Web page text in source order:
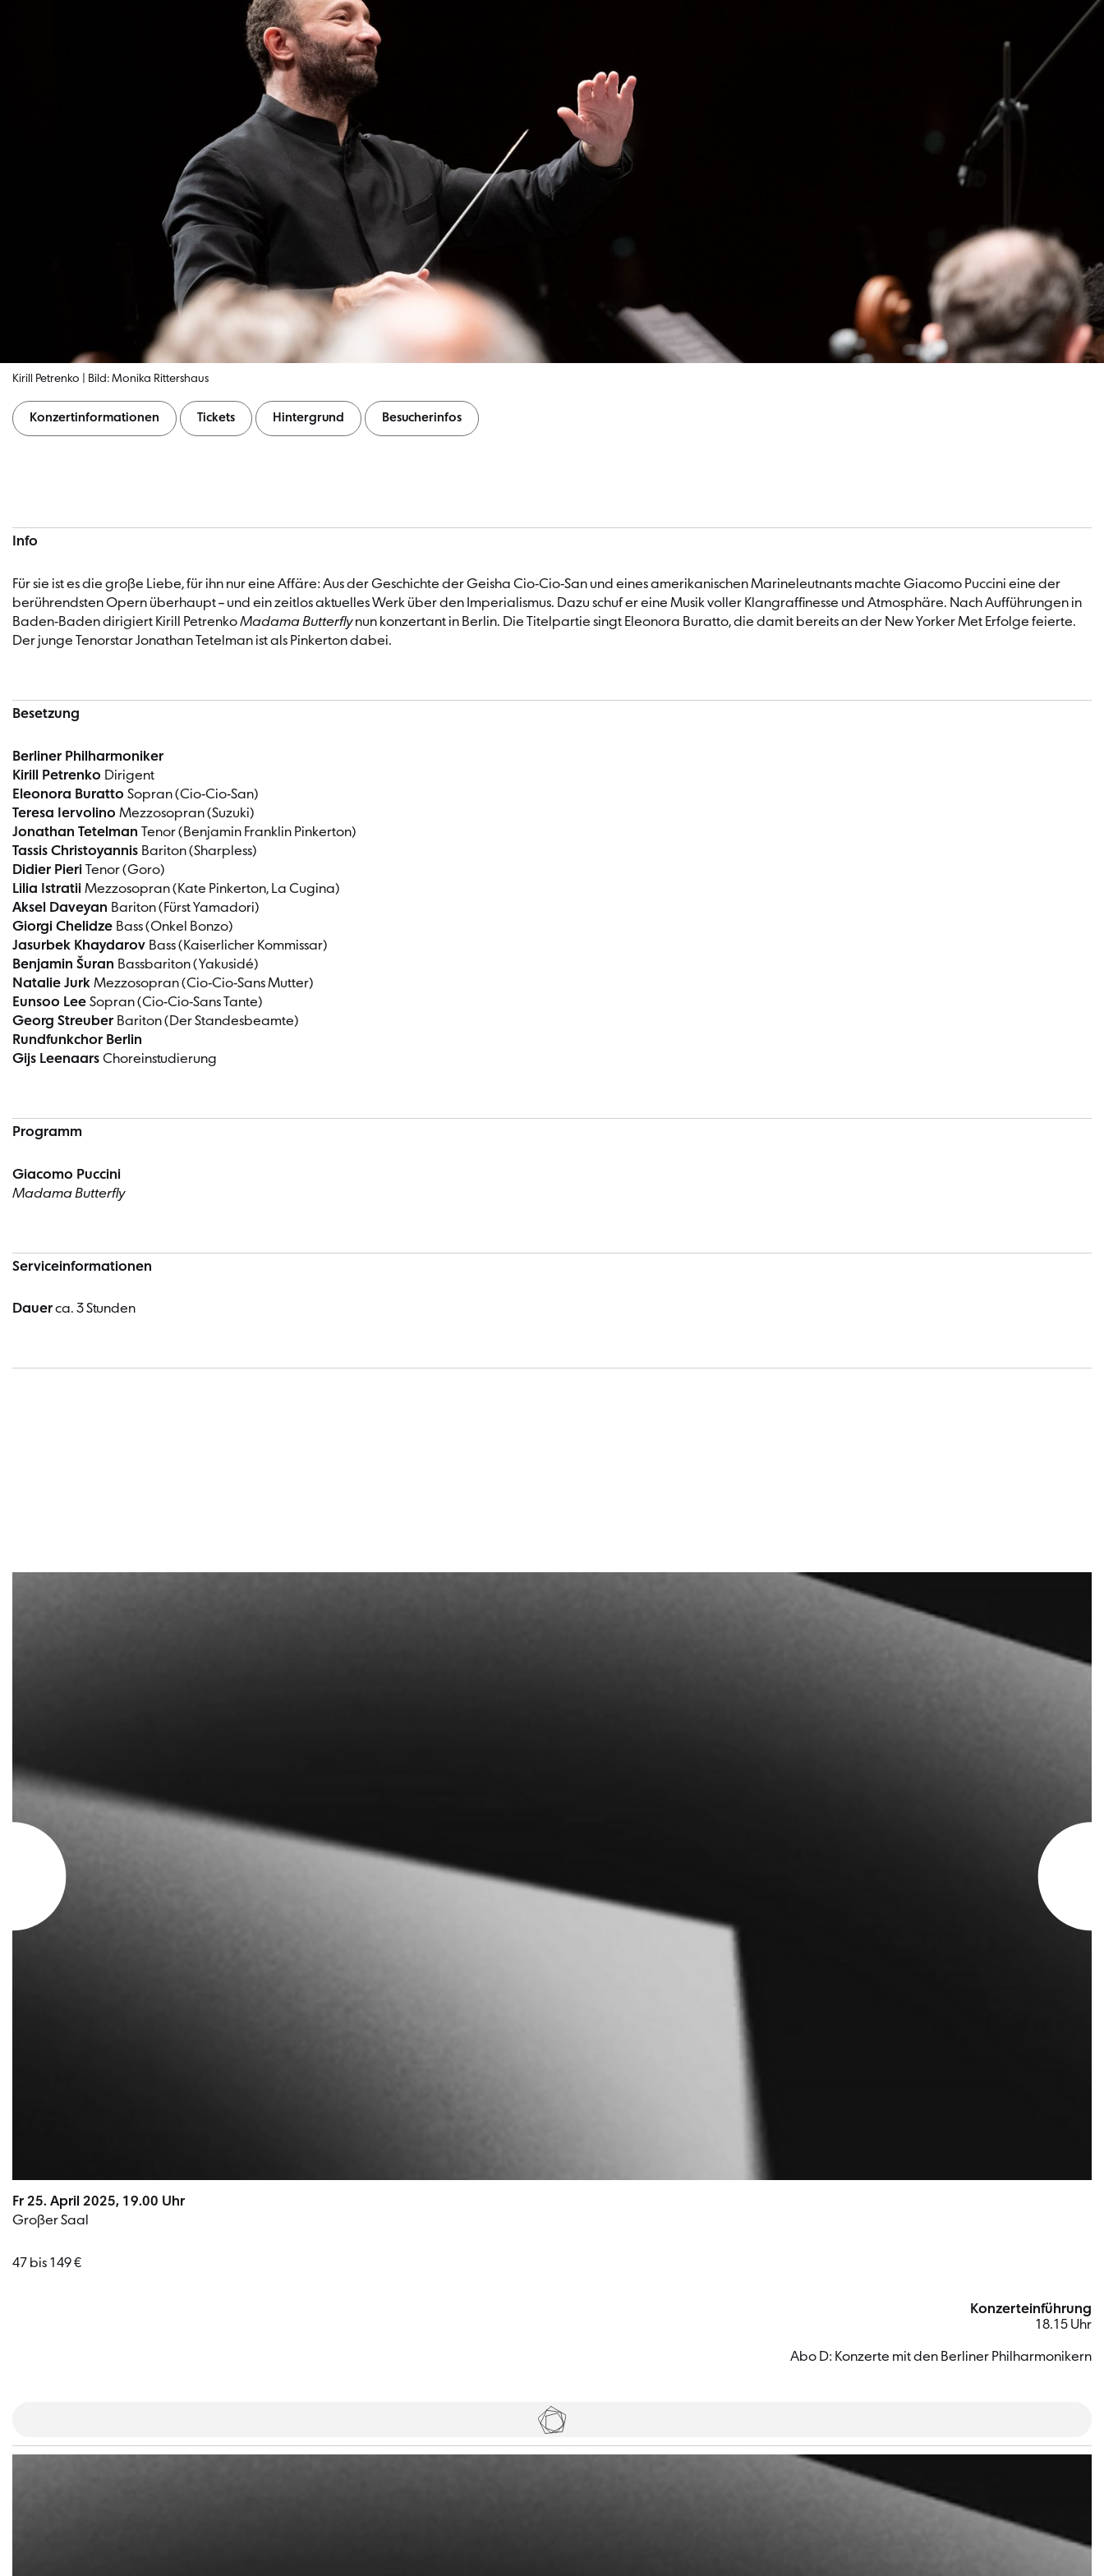
Kirill Petrenko | Bild: Monika Rittershaus
Konzertinformationen Tickets Hintergrund Besucherinfos
Info
Für sie ist es die große Liebe, für ihn nur eine Affäre: Aus der Geschichte der Geisha Cio-Cio-San und eines amerikanischen Marineleutnants machte Giacomo Puccini eine der
berührendsten Opern überhaupt – und ein zeitlos aktuelles Werk über den Imperialismus. Dazu schuf er eine Musik voller Klangraffinesse und Atmosphäre. Nach Aufführungen in
Baden-Baden dirigiert Kirill PetrenkoMadama Butterflynun konzertant in Berlin. Die Titelpartie singt Eleonora Buratto, die damit bereits an der New Yorker Met Erfolge feierte.
Der junge Tenorstar Jonathan Tetelman ist als Pinkerton dabei.
Besetzung
Berliner Philharmoniker
Kirill Petrenko Dirigent
Eleonora Buratto Sopran (Cio-Cio-San)
Teresa Iervolino Mezzosopran (Suzuki)
Jonathan Tetelman Tenor (Benjamin Franklin Pinkerton)
Tassis Christoyannis Bariton (Sharpless)
Didier Pieri Tenor (Goro)
Lilia Istratii Mezzosopran (Kate Pinkerton, La Cugina)
Aksel Daveyan Bariton (Fürst Yamadori)
Giorgi Chelidze Bass (Onkel Bonzo)
Jasurbek Khaydarov Bass (Kaiserlicher Kommissar)
Benjamin Šuran Bassbariton (Yakusidé)
Natalie Jurk Mezzosopran (Cio-Cio-Sans Mutter)
Eunsoo Lee Sopran (Cio-Cio-Sans Tante)
Georg Streuber Bariton (Der Standesbeamte)
Rundfunkchor Berlin
Gijs Leenaars Choreinstudierung
Programm
Giacomo Puccini
Madama Butterfly
Serviceinformationen
Dauerca. 3 Stunden
Fr 25. April 2025, 19.00 Uhr
Großer Saal
47 bis 149 €
Konzerteinführung
18.15 Uhr
Abo D: Konzerte mit den Berliner Philharmonikern
Tickets